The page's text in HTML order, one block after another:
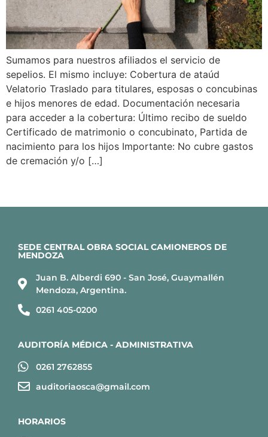
Sumamos para nuestros afiliados el servicio de
sepelios. El mismo incluye: Cobertura de ataúd
Velatorio Traslado para titulares, esposas o concubinas
e hijos menores de edad. Documentación necesaria
para acceder a la cobertura: Último recibo de sueldo
Certificado de matrimonio o concubinato, Partida de
nacimiento para los hijos Importante: No cubre gastos
de cremación y/o […]
SEDE CENTRAL OBRA SOCIAL CAMIONEROS DE
MENDOZA
Juan B. Alberdi 690 - San José, Guaymallén
Mendoza, Argentina.
0261 405-0200
AUDITORÍA MÉDICA - ADMINISTRATIVA
0261 2762855
auditoriaosca@gmail.com
HORARIOS